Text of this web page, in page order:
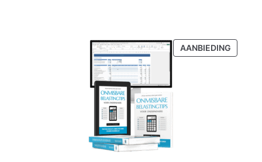
AANBIEDING
IN